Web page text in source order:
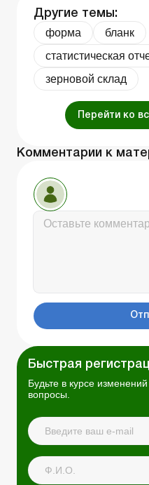
Другие темы:
форма
бланк
статистическая
зерновой склад
Перейти ко
Комментарии к
Быстрая
Будьте в курсе
вопросы.